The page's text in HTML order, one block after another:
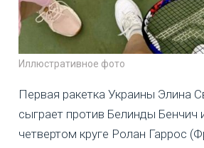
Иллюстративное фото
Первая ракетка Украины Элина
сыграет против Белинды Бенчич
четвертом круге Ролан Гаррос